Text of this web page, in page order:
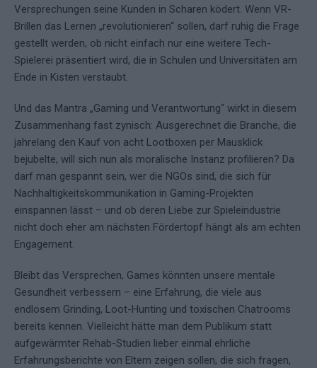
Versprechungen seine Kunden in Scharen ködert. Wenn VR-
Brillen das Lernen „revolutionieren“ sollen, darf ruhig die Frage
gestellt werden, ob nicht einfach nur eine weitere Tech-
Spielerei präsentiert wird, die in Schulen und Universitäten am
Ende in Kisten verstaubt.
Und das Mantra „Gaming und Verantwortung“ wirkt in diesem
Zusammenhang fast zynisch: Ausgerechnet die Branche, die
jahrelang den Kauf von acht Lootboxen per Mausklick
bejubelte, will sich nun als moralische Instanz profilieren? Da
darf man gespannt sein, wer die NGOs sind, die sich für
Nachhaltigkeitskommunikation in Gaming-Projekten
einspannen lässt – und ob deren Liebe zur Spieleindustrie
nicht doch eher am nächsten Fördertopf hängt als am echten
Engagement.
Bleibt das Versprechen, Games könnten unsere mentale
Gesundheit verbessern – eine Erfahrung, die viele aus
endlosem Grinding, Loot-Hunting und toxischen Chatrooms
bereits kennen. Vielleicht hätte man dem Publikum statt
aufgewärmter Rehab-Studien lieber einmal ehrliche
Erfahrungsberichte von Eltern zeigen sollen, die sich fragen,